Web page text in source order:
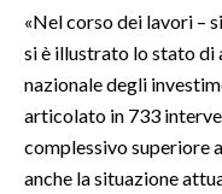
3 MINUTI CON
INSULARITÀ
INFO AZIENDE
ABBONATI
«Nel corso dei lavori –
si è illustrato lo stato di
nazionale degli
articolato in 733
complessivo superiore
anche la situazione